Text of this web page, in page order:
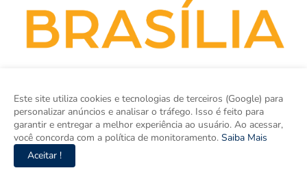
isso é BRASÍLIA é o site de notícias do Distrito Federal e Entorno
e um espaço para discutir a Região e o Brasil. Aqui tem
Este site utiliza cookies e tecnologias de terceiros (Google) para
personalizar anúncios e analisar o tráfego. Isso é feito para
garantir e entregar a melhor experiência ao usuário. Ao acessar,
você concorda com a política de monitoramento. Saiba Mais
Aceitar !